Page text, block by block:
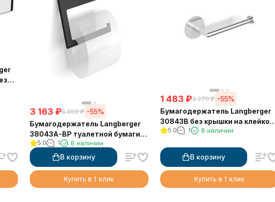
3 163 ₽6 960 ₽ -55%
Бумагодержатель Langberger
38043A-BP туалетной бумаги
без крышки квадратный
черный
5.0 1 В наличии
В корзину
Купить в 1 клик
1 483 ₽3 270 ₽ -55%
Бумагодержатель Langberger
30843B без крышки на клейкой
основе 3М
5.0 1 В наличии
В корзину
Купить в 1 клик